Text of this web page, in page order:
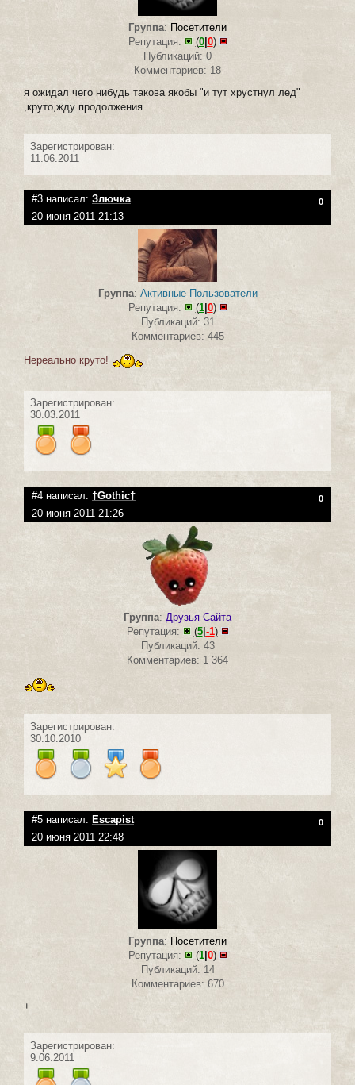
Группа: Посетители
Репутация:
(0| 0)
Публикаций: 0
Комментариев: 18
я ожидал чего нибудь такова якобы "и тут хрустнул лед"
,круто,жду продолжения
Зарегистрирован:
11.06.2011
#3 написал: Злючка 0
20 июня 2011 21:13
Группа: Активные Пользователи
Репутация:
(1| 0)
Публикаций: 31
Комментариев: 445
Нереально круто!
Зарегистрирован:
30.03.2011
#4 написал: †Gothic† 0
20 июня 2011 21:26
Группа: Друзья Сайта
Репутация:
(5| -1)
Публикаций: 43
Комментариев: 1 364
Зарегистрирован:
30.10.2010
#5 написал: Escapist 0
20 июня 2011 22:48
Группа: Посетители
Репутация:
(1| 0)
Публикаций: 14
Комментариев: 670
+
Зарегистрирован:
9.06.2011